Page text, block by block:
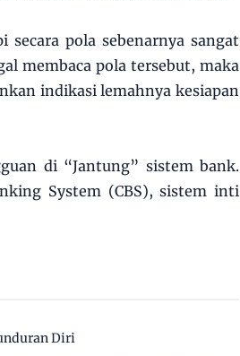
pola sebenarnya sangat
membaca pola tersebut, maka
indikasi lemahnya kesiapan
di “Jantung” sistem bank.
System (CBS), sistem inti
Diri